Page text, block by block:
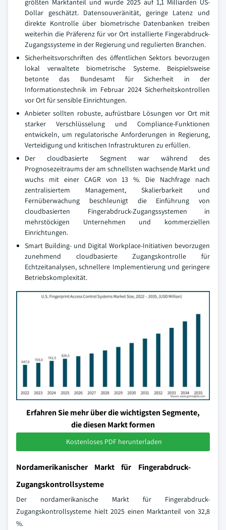
größten Marktanteil und wurde 2025 auf 1,1 Milliarden US-
Dollar geschätzt. Datensouveränität, geringe Latenz und
direkte Kontrolle über biometrische Datenbanken treiben
weiterhin die Präferenz für vor Ort installierte Fingerabdruck-
Zugangssysteme in der Regierung und regulierten Branchen.
Sicherheitsvorschriften des öffentlichen Sektors bevorzugen
lokal verwaltete biometrische Systeme. Beispielsweise
betonte das Bundesamt für Sicherheit in der
Informationstechnik im Februar 2024 Sicherheitskontrollen
vor Ort für sensible Einrichtungen.
Anbieter sollten robuste, aufrüstbare Lösungen vor Ort mit
starker Verschlüsselung und Compliance-Funktionen
entwickeln, um regulatorische Anforderungen in Regierung,
Verteidigung und kritischen Infrastrukturen zu erfüllen.
Der cloudbasierte Segment war während des
Prognosezeitraums der am schnellsten wachsende Markt und
wuchs mit einer CAGR von 13 %. Die Nachfrage nach
zentralisiertem Management, Skalierbarkeit und
Fernüberwachung beschleunigt die Einführung von
cloudbasierten Fingerabdruck-Zugangssystemen in
mehrstöckigen Unternehmen und kommerziellen
Einrichtungen.
Smart Building- und Digital Workplace-Initiativen bevorzugen
zunehmend cloudbasierte Zugangskontrolle für
Echtzeitanalysen, schnellere Implementierung und geringere
Betriebskomplexität.
Erfahren Sie mehr über die wichtigsten Segmente,
die diesen Markt formen
Kostenloses PDF herunterladen
Nordamerikanischer Markt für Fingerabdruck-
Zugangskontrollsysteme
Der nordamerikanische Markt für Fingerabdruck-
Zugangskontrollsysteme hielt 2025 einen Marktanteil von 32,8
%.